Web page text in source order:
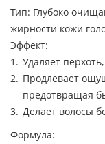
Тип: Глубоко
жирности кожи
Эффект:
Удаляет
Продлевает
предотвращая
Делает волосы
Формула: